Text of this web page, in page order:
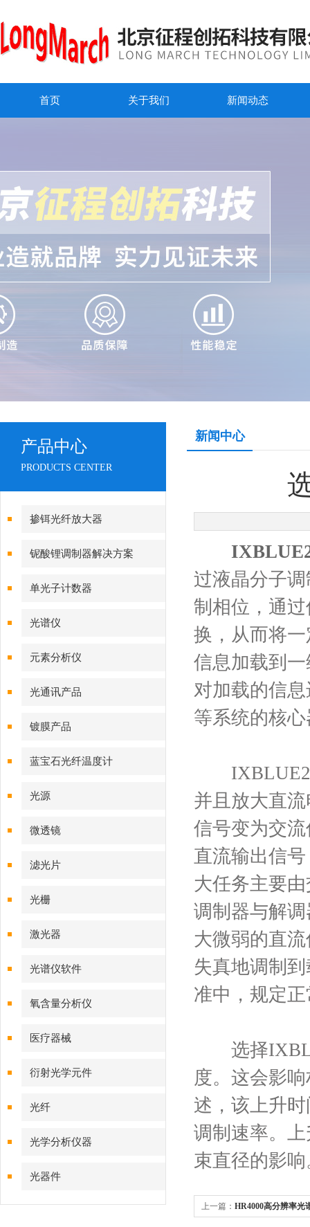
首页 关于我们 新闻动态
产品中心
PRODUCTS CENTER
掺铒光纤放大器
铌酸锂调制器解决方案
单光子计数器
光谱仪
元素分析仪
光通讯产品
镀膜产品
蓝宝石光纤温度计
光源
微透镜
滤光片
光栅
激光器
光谱仪软件
氧含量分析仪
医疗器械
衍射光学元件
光纤
光学分析仪器
光器件
新闻中心
过液晶分子
制相位，通
换，从而将
信息加载到
对加载的信
等系统的核
并且放大直
信号变为交
直流输出信
大任务主要
调制器与解
大微弱的直
失真地调制
准中，规定
选择
度。这会影
述，该上升
调制速率。
束直径的影响
上一篇： HR4000高分辨率光